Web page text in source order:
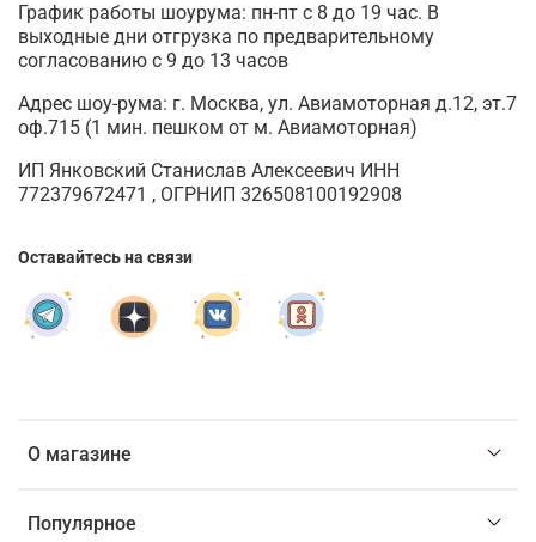
О магазине
Популярное
График работы шоурума: пн-пт с 8 до 19 час. В
выходные дни отгрузка по предварительному
согласованию с 9 до 13 часов
Адрес шоу-рума: г. Москва, ул. Авиамоторная д.12, эт.7
оф.715 (1 мин. пешком от м. Авиамоторная)
ИП Янковский Станислав Алексеевич ИНН
772379672471 , ОГРНИП 326508100192908
Оставайтесь на связи